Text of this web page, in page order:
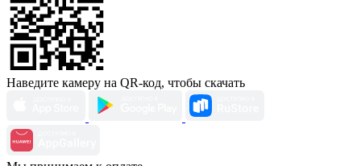
Наведите камеру на QR-код, чтобы скачать